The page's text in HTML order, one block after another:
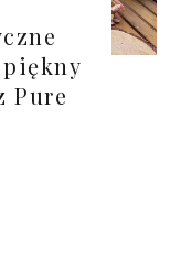
piękny
Pure